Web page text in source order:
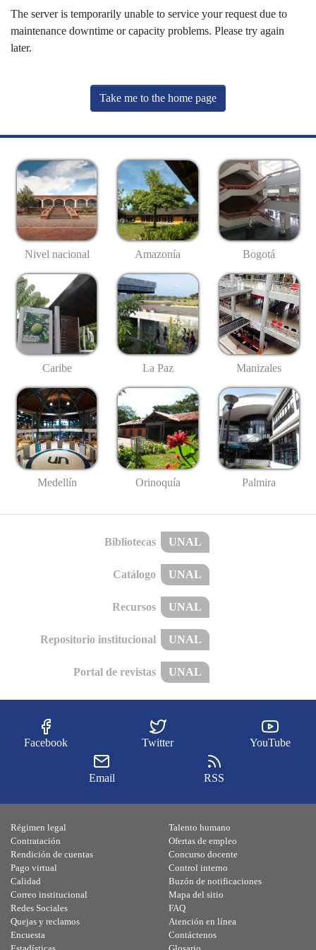
The server is temporarily unable to service your request due to
maintenance downtime or capacity problems. Please try again
later.
Take me to the home page
Nivel nacional Amazonía Bogotá
Caribe La Paz Manizales
Medellín Orinoquía Palmira
Bibliotecas UNAL
Catálogo UNAL
Recursos UNAL
Repositorio institucional UNAL
Portal de revistas UNAL
Facebook Twitter YouTube
Email RSS
Régimen legal
Contratación
Rendición de cuentas
Pago virtual
Calidad
Talento humano
Ofertas de empleo
Concurso docente
Control interno
Buzón de notificaciones
Correo institucional
Redes Sociales
Quejas y reclamos
Encuesta
Mapa del sitio
FAQ
Atención en línea
Contáctenos